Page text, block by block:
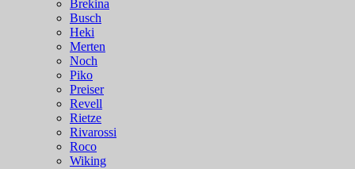
Brekina
Busch
Heki
Merten
Noch
Piko
Preiser
Revell
Rietze
Rivarossi
Roco
Wiking